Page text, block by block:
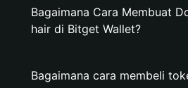
Bagaimana Cara Membuat
hair di Bitget Wallet?
Bagaimana cara membeli